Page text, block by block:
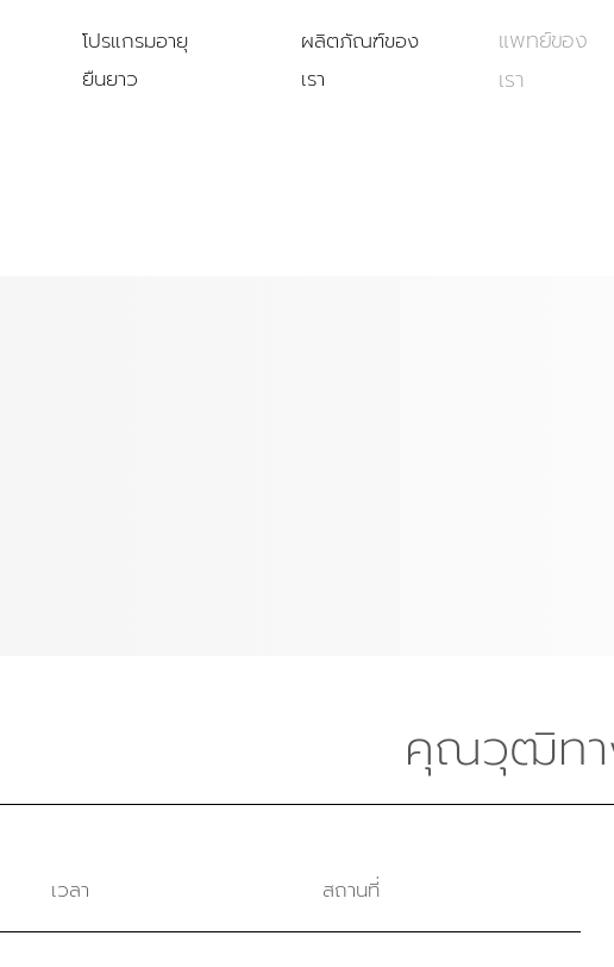
โปรแกรมอายุ
ยืนยาว
ผลิตภัณฑ์ของ
เรา
แพทย์ของ
เรา
คุณวุฒิทา
เวลา สถานที่